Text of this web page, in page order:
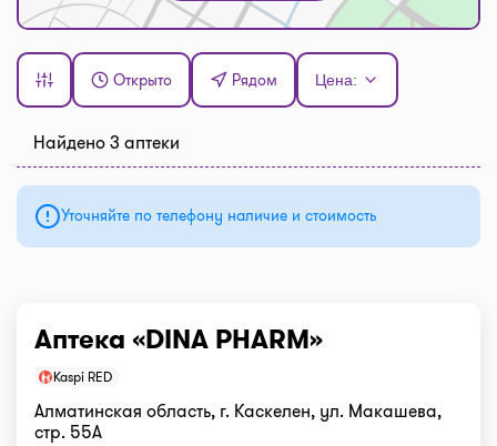
Открыто Рядом Цена:
Найдено 3 аптеки
Уточняйте по телефону наличие и стоимость
Аптека «DINA PHARM»
Kaspi RED
Алматинская область, г. Каскелен, ул. Макашева,
стр. 55А